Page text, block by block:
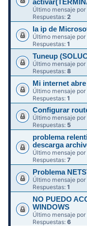
Último mensaje
Respuestas:2
la ip de
Último mensaje
Respuestas:1
Tuneup
Último mensaje
Respuestas:8
Mi internet
Último mensaje
Respuestas:1
Configurar
Último mensaje
Respuestas: 5
problema
descarga
Último mensaje
Respuestas:7
Problema
Último mensaje
Respuestas:1
NO PUEDO
WINDOWS
Último mensaje
Respuestas:6